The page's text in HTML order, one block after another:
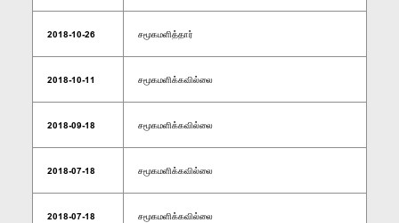
2018-10-26 சமூகமளித்தார்
2018-10-11 சமூகமளிக்கவில்லை
2018-09-18 சமூகமளிக்கவில்லை
2018-07-18 சமூகமளிக்கவில்லை
2018-07-18 சமூகமளிக்கவில்லை